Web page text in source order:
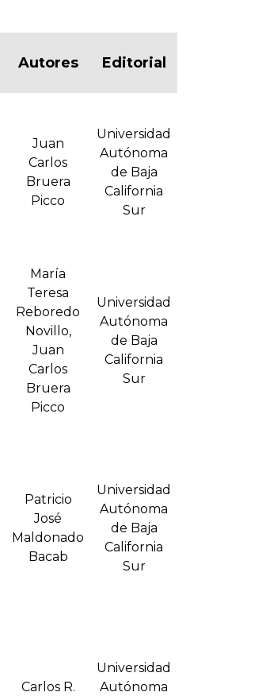
Autores Editorial
Juan
Carlos
Bruera
Picco
Universidad
Autónoma
de Baja
California
Sur
María
Teresa
Reboredo
Novillo,
Juan
Carlos
Bruera
Picco
Universidad
Autónoma
de Baja
California
Sur
Patricio
José
Maldonado
Bacab
Universidad
Autónoma
de Baja
California
Sur
Carlos R.
Universidad
Autónoma